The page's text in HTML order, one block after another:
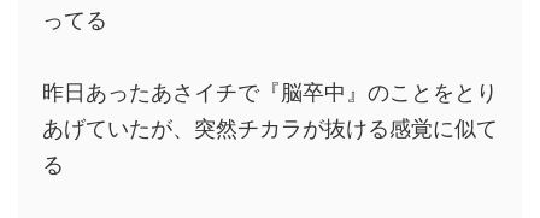
ってる
昨日あったあさイチで『脳卒中』のことをとり
あげていたが、突然チカラが抜ける感覚に似て
る